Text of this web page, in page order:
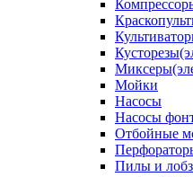
Мойки
Насосы
Насосы
Отбойные
Пилы и